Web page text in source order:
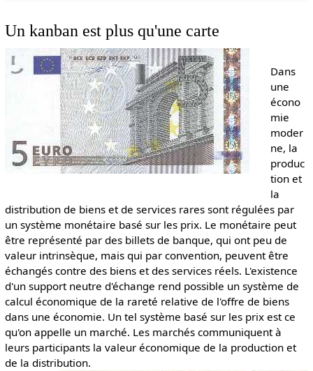
Un kanban est plus qu'une carte
Dans
une
écono
mie
moder
ne, la
produc
tion et
la
distribution de biens et de services rares sont régulées par
un système monétaire basé sur les prix. Le monétaire peut
être représenté par des billets de banque, qui ont peu de
valeur intrinsèque, mais qui par convention, peuvent être
échangés contre des biens et des services réels. L'existence
d'un support neutre d'échange rend possible un système de
calcul économique de la rareté relative de l'offre de biens
dans une économie. Un tel système basé sur les prix est ce
qu'on appelle un marché. Les marchés communiquent à
leurs participants la valeur économique de la production et
de la distribution.